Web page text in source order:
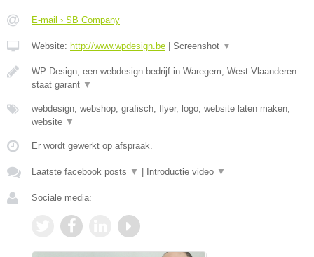
E-mail › SB Company
Website: http://www.wpdesign.be Screenshot ▼
WP Design, een webdesign bedrijf in Waregem, West-Vlaanderen
staat garant ▼
webdesign, webshop, grafisch, flyer, logo, website laten maken,
website ▼
Er wordt gewerkt op afspraak.
Laatste facebook posts ▼ Introductie video ▼
Sociale media: